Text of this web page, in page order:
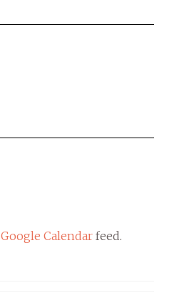
Google Calendar feed.